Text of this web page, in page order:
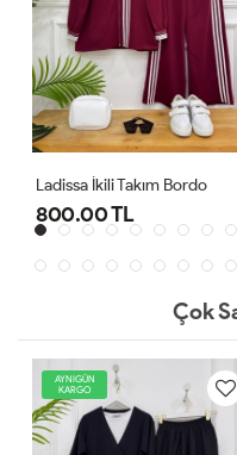
Ladissa İkili Takım Bordo
800.00 TL
Çok
AYNIGÜN
KARGO